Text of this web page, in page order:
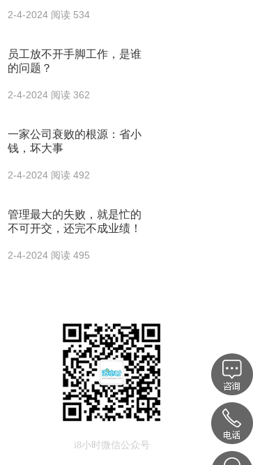
2-4-2024 阅读 534
员工放不开手脚工作，是谁
的问题？
2-4-2024 阅读 362
一家公司衰败的根源：省小
钱，坏大事
2-4-2024 阅读 492
管理最大的失败，就是忙的
不可开交，还完不成业绩！
2-4-2024 阅读 495
i8小时微信公众号